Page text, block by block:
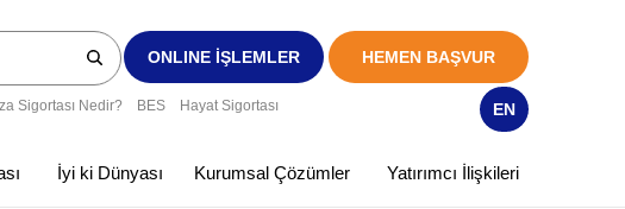
ONLINE İŞLEMLER HEMEN BAŞVUR
EN
Sigortası Nedir? BES Hayat Sigortası
İyi ki Dünyası Kurumsal Çözümler Yatırımcı İlişkileri